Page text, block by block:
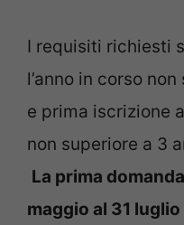
I requisiti richiesti
l’anno in corso
e prima iscrizione
non superiore a 3
La prima
maggio al 31